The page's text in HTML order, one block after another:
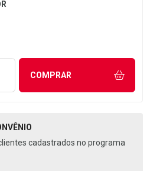
UMA UNIDADE
COMPRAR
cadastrados no programa